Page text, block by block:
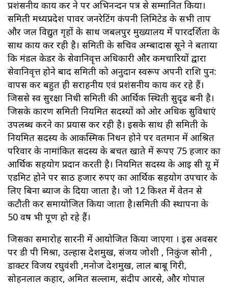
प्रशंसनीय कार्य कर ने पर अभिनन्दन पत्र से सम्मानित किया।
समिती मध्यप्रदेश पावर जनरेटिंग कंपनी लिमिटेड के सभी ताप
और जल विद्युत गृहों के साध जबलपुर मुख्यालय में पारदर्शिता के
साथ कार्य कर रही है। समिती के सचिव अम्बादास सूने ने बताया
कि मंडल केडर के सेवानिवृत्त अधिकारी और कर्मचारियों द्वारा
सेवानिवृत्त होने बाद समिती को अनुदान स्वरूप अपनी राशि पुन:
वापस कर बहुत ही सराहनीय एवं प्रशंसनीय कार्य कर रहे हैं।
जिससे स्व सुरक्षा निधी समिती की आर्थिक स्थिती सुदृढ बनी है।
जिसके कारण समिती नियमित सदस्यों को ओर अधिक सुविधाएं
उपलब्ध करने का प्रयास कर रही है। इसके साथ ही समिती के
नियमित सदस्य के आकस्मिक निधन होने पर वर्तमान में आश्रित
परिवार के नामांकित सदस्य के बचत खाते में रूपए 75 हजार का
आर्थिक सहयोग प्रदान करती है। नियमित सदस्य के आई सी यू में
एडमिट होने पर साठ हजार रुपए का आर्थिक सहयोग उपचार के
लिए बिना ब्याज के दिया जाता है। जो 12 किश्त में वेतन से
कटौती कर समायोजित किया जाता है।समिती की स्थापना के
50 वर्ष भी पूर्ण हो रहे हैं।
जिसका समारोह सारनी में आयोजित किया जाएगा । इस अवसर
पर डी पी मिश्रा, उल्हास देशमुख, संजय जोशी , निकुंज सोनी ,
डाक्टर विजय रघुवंशी ,मनोज देशमुख, लाल बाबू गिरी,
सोहनलाल कहार, अमित सल्लाम, संदीप आरसे, और गोपाल